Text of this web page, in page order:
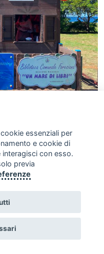
un accordo…
Acqua dell'Elba
essenziali per
e cookie di
con esso.
previa